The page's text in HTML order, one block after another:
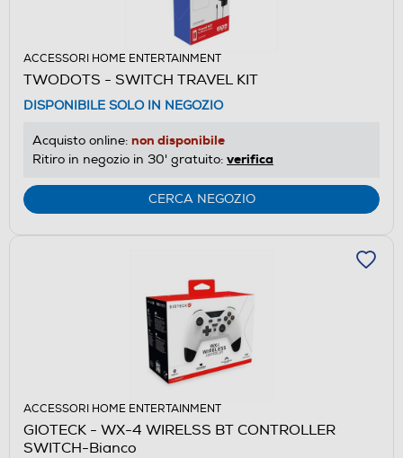
ACCESSORI HOME ENTERTAINMENT
TWODOTS - SWITCH TRAVEL KIT
DISPONIBILE SOLO IN NEGOZIO
Acquisto online: non disponibile
Ritiro in negozio in 30' gratuito: verifica
CERCA NEGOZIO
ACCESSORI HOME ENTERTAINMENT
GIOTECK - WX-4 WIRELSS BT CONTROLLER
SWITCH-Bianco